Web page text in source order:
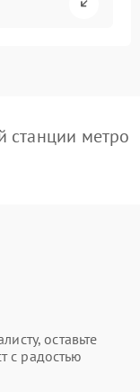
метро
оставьте
с радостью